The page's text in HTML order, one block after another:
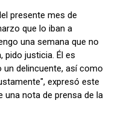
presente mes de
que lo iban a
una semana que no
pido justicia. Él es
un delincuente, así como
expresó este
una nota de prensa de la